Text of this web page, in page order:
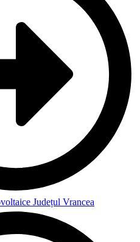
Județul Vrancea